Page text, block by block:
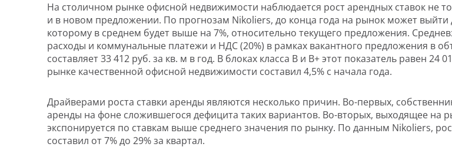
На столичном рынке офисной недвижимости наблюдается рост арендных ставок не
и в новом предложении. По прогнозам Nikoliers, до конца года на рынок может
которому в среднем будет выше на 7%, относительно текущего предложения.
расходы и коммунальные платежи и НДС (20%) в рамках вакантного предложения в
составляет 33 412 руб. за кв. м в год. В блоках класса В и В+ этот показатель равен 24
рынке качественной офисной недвижимости составил 4,5% с начала года.
Драйверами роста ставки аренды являются несколько причин. Во-первых,
аренды на фоне сложившегося дефицита таких вариантов. Во-вторых, выходящее на
экспонируется по ставкам выше среднего значения по рынку. По данным Nikoliers,
составил от 7% до 29% за квартал.